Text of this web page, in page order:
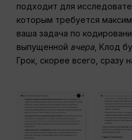
подходит для
которым требуется
ваша задача по
выпущенной вчера , Клод
Грок, скорее всего, сразу